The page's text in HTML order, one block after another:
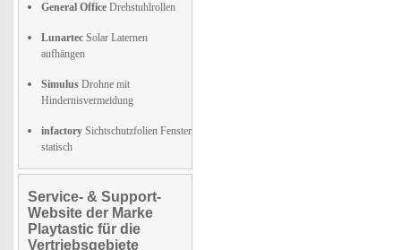
General Office Drehstuhlrollen
Lunartec Solar Laternen
aufhängen
Simulus Drohne mit
Hindernisvermeidung
infactory Sichtschutzfolien Fenster
statisch
Service- & Support-
Website der Marke
Playtastic für die
Vertriebsgebiete